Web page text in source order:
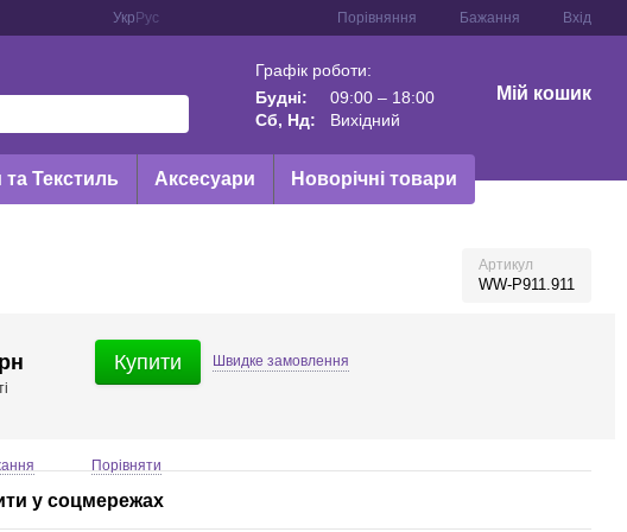
Укр Рус Порівняння Бажання Вхід
Графік роботи:
Будні:
09:00 – 18:00
Сб, Нд:
Вихідний
Мій кошик
Текстиль Аксесуари Новорічні товари
Артикул
WW-P911.911
Купити Швидкезамовлення
Порівняти
у соцмережах